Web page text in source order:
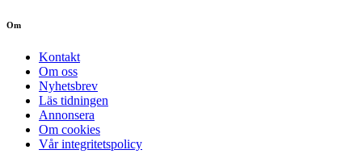
Om
Kontakt
Om oss
Nyhetsbrev
Läs tidningen
Annonsera
Om cookies
Vår integritetspolicy